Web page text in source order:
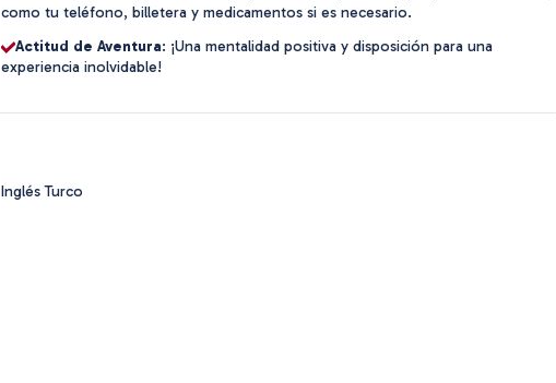
como tu teléfono, billetera y medicamentos si es necesario.
Actitud de Aventura: ¡Una mentalidad positiva y disposición para una
experiencia inolvidable!
Inglés Turco